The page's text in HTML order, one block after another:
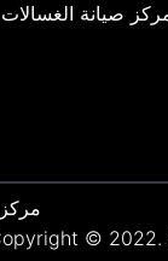
صيانة الغسالات
مركز
© 2022.